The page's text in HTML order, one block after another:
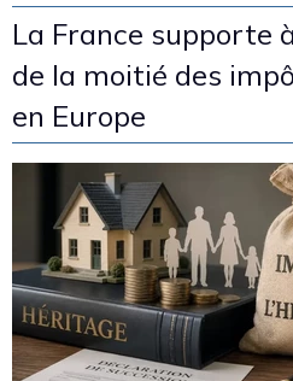
La France supporte
de la moitié des
en Europe